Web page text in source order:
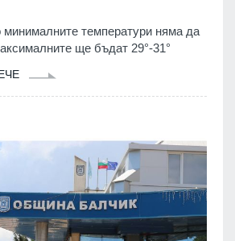
температури няма да
ще бъдат 29°-31°